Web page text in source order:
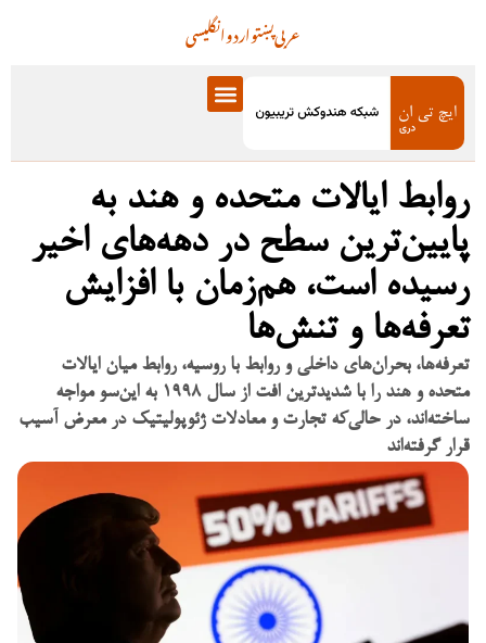
انگلیسیاردوپښتوعربی
روابط ایالات متحده و هند به
پایین‌ترین سطح در دهه‌های اخیر
رسیده است، هم‌زمان با افزایش
تعرفه‌ها و تنش‌ها
تعرفه‌ها، بحران‌های داخلی و روابط با روسیه، روابط میان ایالات
متحده و هند را با شدیدترین افت از سال ۱۹۹۸ به این‌سو مواجه
ساخته‌اند، در حالی‌که تجارت و معادلات ژئوپولیتیک در معرض آسیب
قرار گرفته‌اند